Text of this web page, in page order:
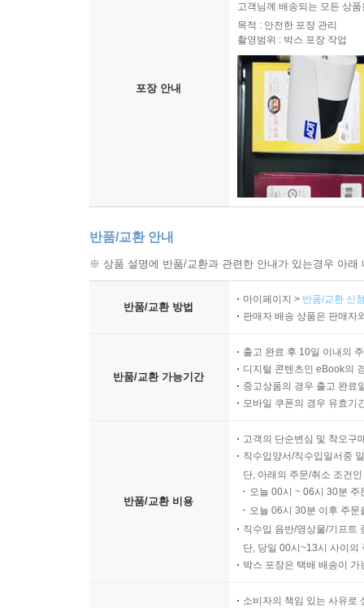
포장 안내
고객님께 배송되는 모든 상
목적 : 안전한 포장 관리
촬영범위 : 박스 포장 작업
반품/교환 안내
※ 상품 설명에 반품/교환과 관련한 안내가 있는경우 아
반품/교환 방법
마이페이지 > 반품/교환 신
판매자 배송 상품은 판매자
반품/교환 가능기간
출고 완료 후 10일 이내의
디지털 콘텐츠인 eBook의
중고상품의 경우 출고 완료
모바일 쿠폰의 경우 유효기
반품/교환 비용
고객의 단순변심 및 착오구
직수입양서/직수입일서중
단, 아래의 주문/취소 조건
오늘 00시 ~ 06시 30분
오늘 06시 30분 이후 주
직수입 음반/영상물/기프트
단, 당일 00시~13시 사이의
박스 포장은 택배 배송이
소비자의 책임 있는 사유로